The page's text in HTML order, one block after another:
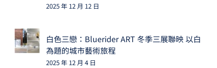
2025 年 12 月 12 日
白色三戀：Bluerider ART 冬季三展聯映 以白
為題的城市藝術旅程
2025 年 12 月 4 日